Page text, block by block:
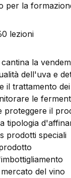
per la
lezioni
la
dell'uva e
il trattamento
le
proteggere il
tipologia
prodotti speciali
del vino